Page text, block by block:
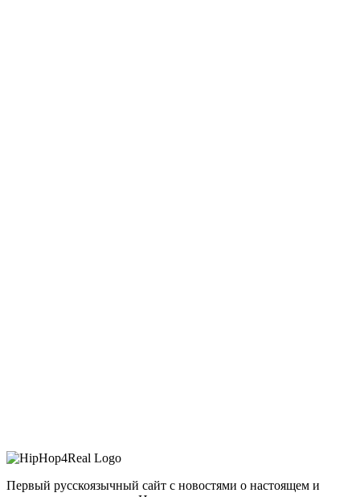
Первый русскоязычный сайт с новостями о настоящем и